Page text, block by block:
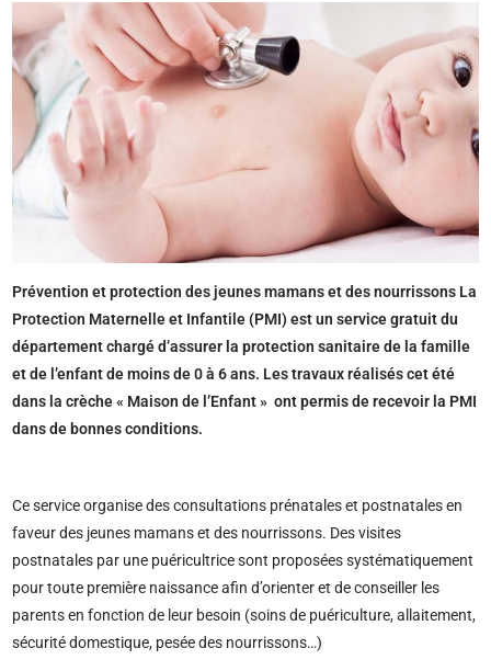
Prévention et protection des jeunes mamans et des nourrissons La
Protection Maternelle et Infantile (PMI) est un service gratuit du
département chargé d’assurer la protection sanitaire de la famille
et de l’enfant de moins de 0 à 6 ans. Les travaux réalisés cet été
dans la crèche « Maison de l’Enfant » ont permis de recevoir la PMI
dans de bonnes conditions.
Ce service organise des consultations prénatales et postnatales en
faveur des jeunes mamans et des nourrissons. Des visites
postnatales par une puéricultrice sont proposées systématiquement
pour toute première naissance afin d’orienter et de conseiller les
parents en fonction de leur besoin (soins de puériculture, allaitement,
sécurité domestique, pesée des nourrissons…)